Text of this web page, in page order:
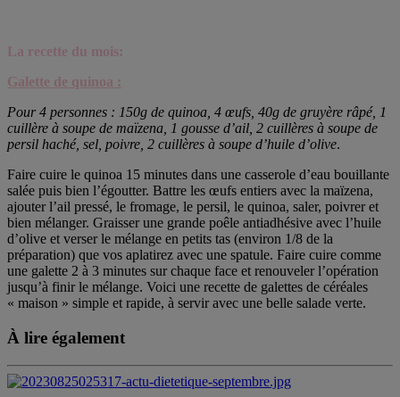
La recette du mois:
Galette de quinoa :
Pour 4 personnes : 150g de quinoa, 4 œufs, 40g de gruyère râpé, 1
cuillère à soupe de maïzena, 1 gousse d’ail, 2 cuillères à soupe de
persil haché, sel, poivre, 2 cuillères à soupe d’huile d’olive.
Faire cuire le quinoa 15 minutes dans une casserole d’eau bouillante
salée puis bien l’égoutter. Battre les œufs entiers avec la maïzena,
ajouter l’ail pressé, le fromage, le persil, le quinoa, saler, poivrer et
bien mélanger. Graisser une grande poêle antiadhésive avec l’huile
d’olive et verser le mélange en petits tas (environ 1/8 de la
préparation) que vos aplatirez avec une spatule. Faire cuire comme
une galette 2 à 3 minutes sur chaque face et renouveler l’opération
jusqu’à finir le mélange. Voici une recette de galettes de céréales
« maison » simple et rapide, à servir avec une belle salade verte.
À lire également